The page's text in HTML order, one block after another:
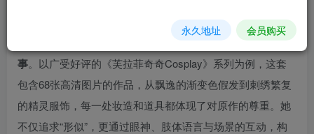
对细节的极致追求与完整的视觉叙
事。以广受好评的《芙拉菲奇奇Cosplay》系列为例，这套
包含68张高清图片的作品，从飘逸的渐变色假发到刺绣繁复
的精灵服饰，每一处妆造和道具都体现了对原作的尊重。她
不仅追求“形似”，更通过眼神、肢体语言与场景的互动，构
永久地址 会员购买